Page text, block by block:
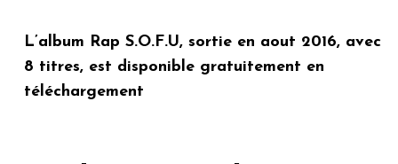
L’album Rap S.O.F.U, sortie en aout 2016, avec
8 titres, est disponible gratuitement en
téléchargement